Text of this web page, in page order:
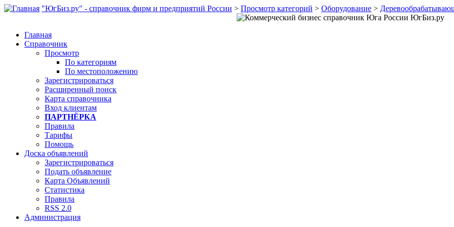
"ЮгБиз.ру" - справочник фирм и предприятий России > Просмотр категорий > Оборудование >
Главная
Справочник
Просмотр
По категориям
По местоположению
Зарегистрироваться
Расширенный поиск
Карта справочника
Вход клиентам
ПАРТНЁРКА
Правила
Тарифы
Помощь
Доска объявлений
Зарегистрироваться
Подать объявление
Карта Объявлений
Статистика
Правила
RSS 2.0
Администрация